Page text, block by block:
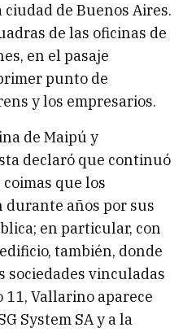
de Buenos Aires.
de las oficinas de
en el pasaje
punto de
y los empresarios.
de Maipú y
declaró que continuó
que los
durante años por sus
en particular, con
también, donde
sociedades vinculadas
11, Vallarino aparece
System SA y a la